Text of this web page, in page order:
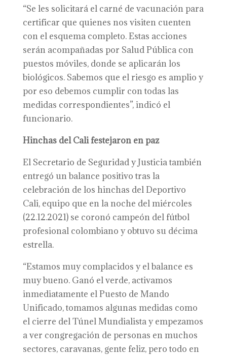
“Se les solicitará el carné de vacunación para
certificar que quienes nos visiten cuenten
con el esquema completo. Estas acciones
serán acompañadas por Salud Pública con
puestos móviles, donde se aplicarán los
biológicos. Sabemos que el riesgo es amplio y
por eso debemos cumplir con todas las
medidas correspondientes”, indicó el
funcionario.
Hinchas del Cali festejaron en paz
El Secretario de Seguridad y Justicia también
entregó un balance positivo tras la
celebración de los hinchas del Deportivo
Cali, equipo que en la noche del miércoles
(22.12.2021) se coronó campeón del fútbol
profesional colombiano y obtuvo su décima
estrella.
“Estamos muy complacidos y el balance es
muy bueno. Ganó el verde, activamos
inmediatamente el Puesto de Mando
Unificado, tomamos algunas medidas como
el cierre del Túnel Mundialista y empezamos
a ver congregación de personas en muchos
sectores, caravanas, gente feliz, pero todo en